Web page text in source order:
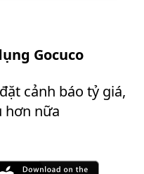
Gocuco
cảnh báo tỷ giá,
hơn nữa